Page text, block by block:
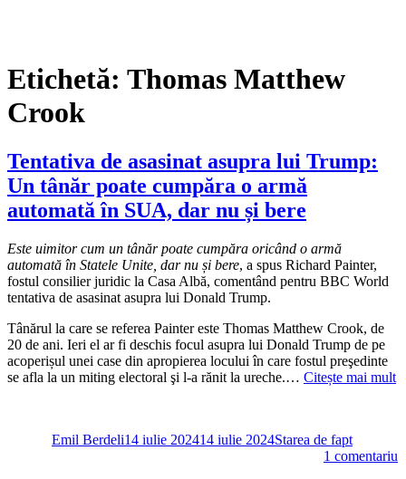
Etichetă: Thomas Matthew
Crook
Tentativa de asasinat asupra lui Trump:
Un tânăr poate cumpăra o armă
automată în SUA, dar nu și bere
Este uimitor cum un tânăr poate cumpăra oricând o armă
automată în Statele Unite, dar nu și bere, a spus Richard Painter,
fostul consilier juridic la Casa Albă, comentând pentru BBC World
tentativa de asasinat asupra lui Donald Trump.
Tânărul la care se referea Painter este Thomas Matthew Crook, de
20 de ani. Ieri el ar fi deschis focul asupra lui Donald Trump de pe
acoperișul unei case din apropierea locului în care fostul preşedinte
se afla la un miting electoral şi l-a rănit la ureche.… Citește mai mult
Emil Berdeli14 iulie 202414 iulie 2024Starea de fapt
1 comentariu